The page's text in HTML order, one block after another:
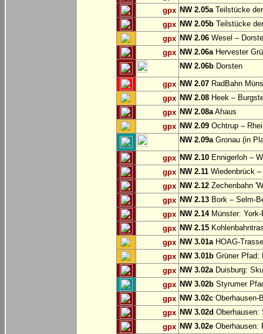
gpx NW 2.05aTeilstücke
gpx NW 2.05b Teilstücke
gpx NW 2.06 Wesel –
gpx NW 2.06aHervester
NW 2.06b Dorsten
gpx NW 2.07 RadBahn
gpx NW 2.08 Heek –
gpx NW 2.08aAhaus
gpx NW 2.09 Ochtrup –
NW 2.09aGronau (in
gpx NW 2.10 Ennigerloh –
gpx NW 2.11 Wiedenbrück
gpx NW 2.12 Zechenbahn
gpx NW 2.13 Bork – Selm-
gpx NW 2.14Münster: York-
gpx NW 2.15
gpx NW 3.01aHOAG-
gpx NW 3.01b Grüner Pfad:
gpx NW 3.02aDuisburg:
gpx NW 3.02b Styrumer
gpx NW 3.02c Oberhausen-
gpx NW 3.02d Oberhausen:
gpx NW 3.02e Oberhausen: